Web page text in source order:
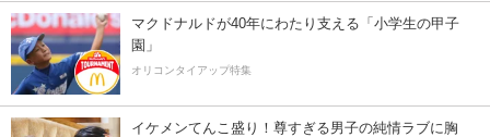
マクドナルドが40年にわたり支える「小学生の甲子
園」
オリコンタイアップ特集
イケメンてんこ盛り！尊すぎる男子の純情ラブに胸